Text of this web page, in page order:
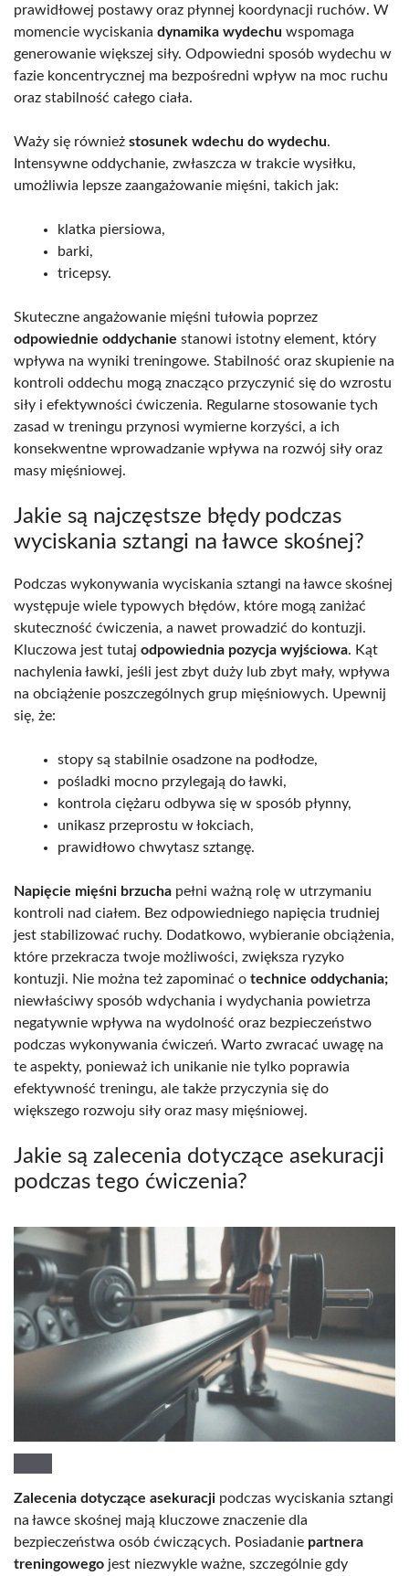
prawidłowej postawy oraz płynnej koordynacji ruchów. W
momencie wyciskania dynamika wydechu wspomaga
generowanie większej siły. Odpowiedni sposób wydechu w
fazie koncentrycznej ma bezpośredni wpływ na moc ruchu
oraz stabilność całego ciała.
Waży się również stosunek wdechu do wydechu.
Intensywne oddychanie, zwłaszcza w trakcie wysiłku,
umożliwia lepsze zaangażowanie mięśni, takich jak:
klatka piersiowa,
barki,
tricepsy.
Skuteczne angażowanie mięśni tułowia poprzez
odpowiednie oddychanie stanowi istotny element, który
wpływa na wyniki treningowe. Stabilność oraz skupienie na
kontroli oddechu mogą znacząco przyczynić się do wzrostu
siły i efektywności ćwiczenia. Regularne stosowanie tych
zasad w treningu przynosi wymierne korzyści, a ich
konsekwentne wprowadzanie wpływa na rozwój siły oraz
masy mięśniowej.
Jakie są najczęstsze błędy podczas
wyciskania sztangi na ławce skośnej?
Podczas wykonywania wyciskania sztangi na ławce skośnej
występuje wiele typowych błędów, które mogą zaniżać
skuteczność ćwiczenia, a nawet prowadzić do kontuzji.
Kluczowa jest tutaj odpowiednia pozycja wyjściowa. Kąt
nachylenia ławki, jeśli jest zbyt duży lub zbyt mały, wpływa
na obciążenie poszczególnych grup mięśniowych. Upewnij
się, że:
stopy są stabilnie osadzone na podłodze,
pośladki mocno przylegają do ławki,
kontrola ciężaru odbywa się w sposób płynny,
unikasz przeprostu w łokciach,
prawidłowo chwytasz sztangę.
Napięcie mięśni brzucha pełni ważną rolę w utrzymaniu
kontroli nad ciałem. Bez odpowiedniego napięcia trudniej
jest stabilizować ruchy. Dodatkowo, wybieranie obciążenia,
które przekracza twoje możliwości, zwiększa ryzyko
kontuzji. Nie można też zapominać o technice oddychania;
niewłaściwy sposób wdychania i wydychania powietrza
negatywnie wpływa na wydolność oraz bezpieczeństwo
podczas wykonywania ćwiczeń. Warto zwracać uwagę na
te aspekty, ponieważ ich unikanie nie tylko poprawia
efektywność treningu, ale także przyczynia się do
większego rozwoju siły oraz masy mięśniowej.
Jakie są zalecenia dotyczące asekuracji
podczas tego ćwiczenia?
Zalecenia dotyczące asekuracji podczas wyciskania sztangi
na ławce skośnej mają kluczowe znaczenie dla
bezpieczeństwa osób ćwiczących. Posiadanie partnera
treningowego jest niezwykle ważne, szczególnie gdy